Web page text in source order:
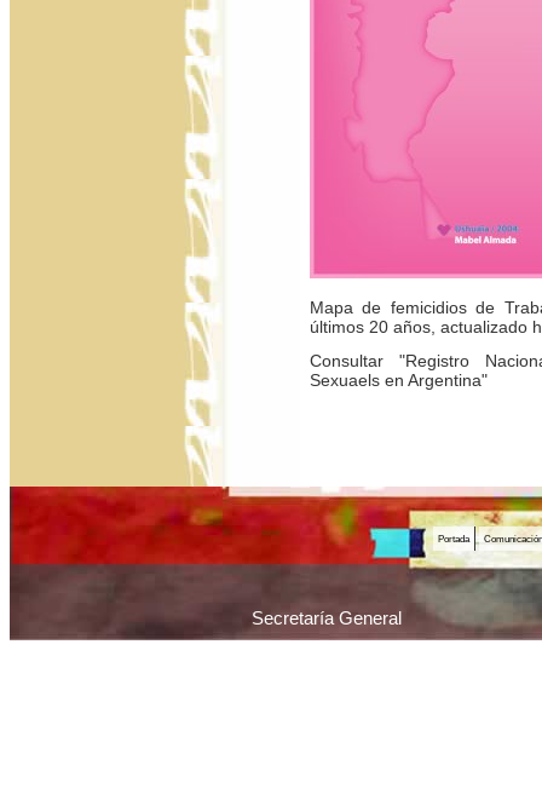
Mapa de femicidios de
últimos 20 años, actualizado
Consultar "Registro
Sexuaels en Argentina"
Portada Comunicación
Secretaría General